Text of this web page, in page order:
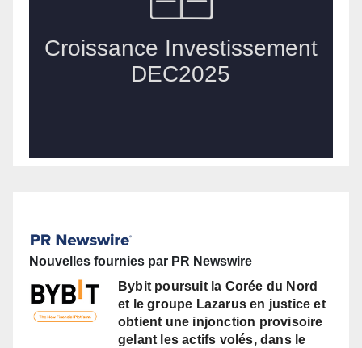
Nouvelles fournies par PR Newswire
Bybit poursuit la Corée du Nord
et le groupe Lazarus en justice et
obtient une injonction provisoire
gelant les actifs volés, dans le